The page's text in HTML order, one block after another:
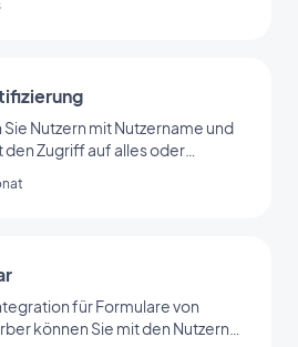
Sie Nutzern mit Nutzername und
den Zugriff auf alles oder
Bereiche Ihrer App
für Formulare von
können Sie mit den Nutzern